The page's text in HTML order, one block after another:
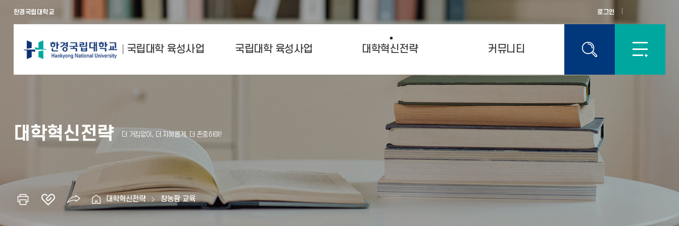
한경국립대학교 로그인
국립대학 육성사업 국립대학 육성사업 대학혁신전략 커뮤니티
대학혁신전략
대학혁신전략 창농팜 교육